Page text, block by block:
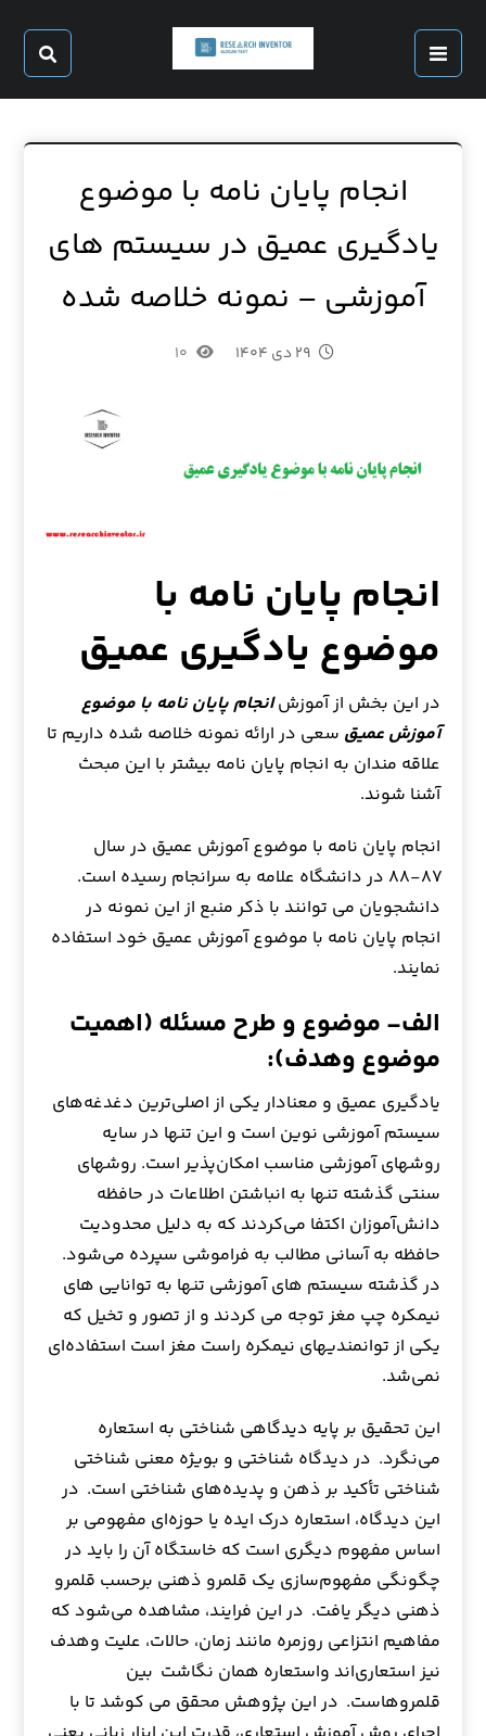
انجام پایان نامه با موضوع
یادگیری عمیق در سیستم های
آموزشی – نمونه خلاصه شده
۲۹ دی ۱۴۰۴ ۱۰
انجام پایان نامه با
موضوع یادگیری عمیق
در این بخش از آموزشانجام پایان نامه با موضوع
آموزش عمیق سعی در ارائه نمونه خلاصه شده داریم تا
علاقه مندان به انجام پایان نامه بیشتر با این مبحث
آشنا شوند.
انجام پایان نامه با موضوع آموزش عمیق در سال
۸۷-۸۸ در دانشگاه علامه به سرانجام رسیده است.
دانشجویان می توانند با ذکر منبع از این نمونه در
انجام پایان نامه با موضوع آموزش عمیق خود استفاده
نمایند.
الف- موضوع و طرح مسئله (اهمیت
موضوع وهدف):
یادگیری عمیق و معنادار یکی از اصلی‌ترین دغدغه‌های
سیستم آموزشی نوین است و این تنها در سایه
روشهای آموزشی مناسب امکان‌پذیر است. روشهای
سنتی گذشته تنها به انباشتن اطلاعات در حافظه
دانش‌آموزان اکتفا می‌کردند که به دلیل محدودیت
حافظه به آسانی مطالب به فراموشی سپرده می‌شود.
در گذشته سیستم های آموزشی تنها به توانایی های
نیمکره چپ مغز توجه می کردند و از تصور و تخیل که
یکی از توانمندیهای نیمکره راست مغز است استفاده‌ای
نمی‌شد.
این تحقیق بر پایه دیدگاهی شناختی به استعاره
می‌نگرد. در دیدگاه شناختی و بویژه معنی شناختی
شناختی تأکید بر ذهن و پدیده‌های شناختی است. در
این دیدگاه، استعاره درک ایده یا حوزه‌ای مفهومی بر
اساس مفهوم دیگری است که خاستگاه آن را باید در
چگونگی مفهوم‌سازی یک قلمرو ذهنی بر‌حسب قلمرو
ذهنی دیگر یافت. در این فرایند، مشاهده می‌شود که
مفاهیم انتزاعی روزمره مانند زمان، حالات، علیت وهدف
نیز استعاری‌اند واستعاره همان نگاشت بین
قلمروهاست. در این پژوهش محقق می کوشد تا با